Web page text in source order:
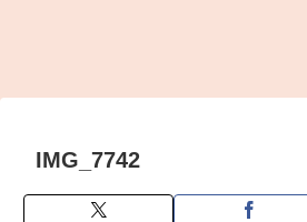
IMG_7742